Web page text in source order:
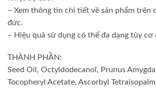
– Xem thông tin chi tiết về sản phẩm trên
đức.
– Hiệu quả sử dụng có thể đa dạng tùy cơ
THÀNH PHẦN:
Seed Oil, Octyldodecanol, Prunus
Tocopheryl Acetate, Ascorbyl